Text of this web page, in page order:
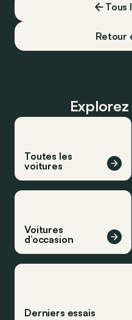
Tous
Retour
Toutes les
voitures
Voitures
d’occasion
Derniers essais